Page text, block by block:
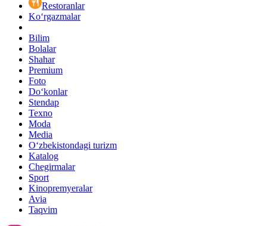
Restoranlar
Ko‘rgazmalar
Bilim
Bolalar
Shahar
Premium
Foto
Do‘konlar
Stendap
Texno
Moda
Media
O‘zbekistondagi turizm
Katalog
Chegirmalar
Sport
Kinopremyeralar
Avia
Taqvim